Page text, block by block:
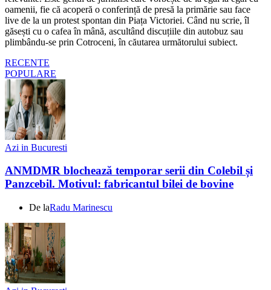
oamenii, fie că acoperă o conferință de presă la primărie sau face
live de la un protest spontan din Piața Victoriei. Când nu scrie, îl
găsești cu o cafea în mână, ascultând discuțiile din autobuz sau
plimbându-se prin Cotroceni, în căutarea următorului subiect.
RECENTE
POPULARE
Azi in Bucuresti
ANMDMR blochează temporar serii din Colebil și
Panzcebil. Motivul: fabricantul bilei de bovine
De laRadu Marinescu